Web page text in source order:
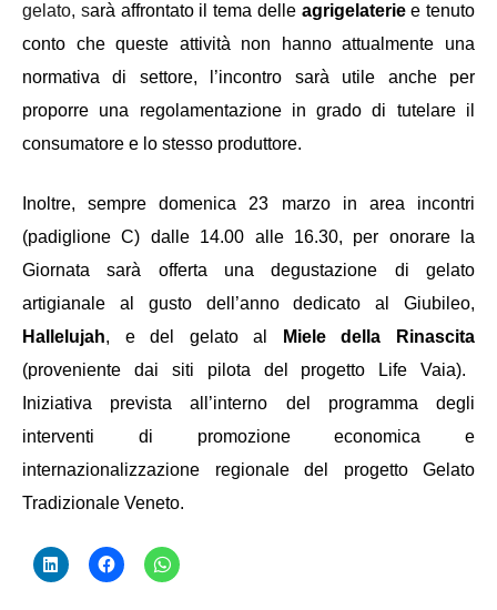
gelato, sarà affrontato il tema delle agrigelateriee tenuto
conto che queste attività non hanno attualmente una
normativa di settore, l’incontro sarà utile anche per
proporre una regolamentazione in grado di tutelare il
consumatore e lo stesso produttore.
Inoltre, sempre domenica 23 marzo in area incontri
(padiglione C) dalle 14.00 alle 16.30, per onorare la
Giornata sarà offerta una degustazione di gelato
artigianale al gusto dell’anno dedicato al Giubileo,
Hallelujah, e del gelato al
Miele della Rinascita
(proveniente dai siti pilota del progetto Life Vaia).
Iniziativa prevista all’interno del programma degli
interventi di promozione economica e
internazionalizzazione regionale del progetto Gelato
Tradizionale Veneto.